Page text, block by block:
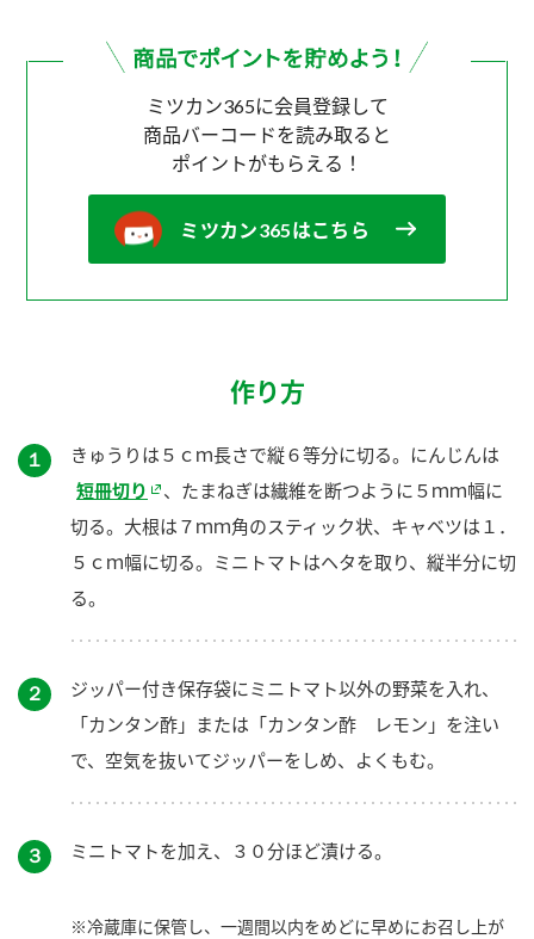
ミツカン365に会員登録して
商品バーコードを読み取ると
ポイントがもらえる！
ミツカン365はこちら
作り方
１
きゅうりは５ｃｍ長さで縦６等分に切る。にんじんは
短冊切り
、たまねぎは繊維を断つように５ｍｍ幅に
切る。大根は７ｍｍ角のスティック状、キャベツは１．
５ｃｍ幅に切る。ミニトマトはヘタを取り、縦半分に切
る。
２
ジッパー付き保存袋にミニトマト以外の野菜を入れ、
「カンタン酢」または「カンタン酢 レモン」を注い
で、空気を抜いてジッパーをしめ、よくもむ。
３ ミニトマトを加え、３０分ほど漬ける。
※冷蔵庫に保管し、一週間以内をめどに早めにお召し上が